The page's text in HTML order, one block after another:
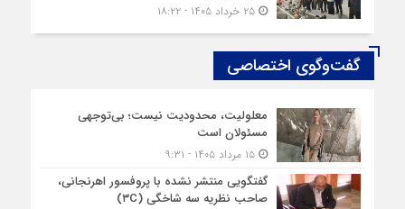
۲۵ خرداد ۱۴۰۵ - ۱۸:۲۲
گفت‌وگوی اختصاصی
معلولیت، محدودیت نیست؛ بی‌توجهی
مسئولان است
۱۵ مرداد ۱۴۰۵ - ۹:۳۱
گفتگویی منتشر نشده با پروفسور اهرنجانی،
صاحب نظریه سه‌ شاخگی (۳C)